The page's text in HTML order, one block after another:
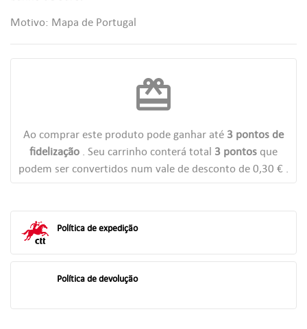
redeem
Ao comprar este produto pode ganhar até 3 pontos de
fidelização . Seu carrinho conterá total 3 pontos que
podem ser convertidos num vale de desconto de 0,30 € .
Motivo: Mapa de Portugal
Política de expedição
Política de devolução
add_circle_outlineCriar uma lista
((TITLE))
((LABEL))
Você precisa estar logado para salvar produtos em sua lista de
desejos.
((CANCELTEXT))